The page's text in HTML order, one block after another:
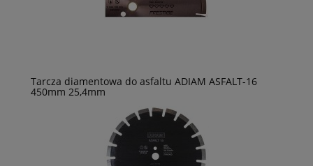
Tarcza diamentowa do asfaltu ADIAM ASFALT-16
450mm 25,4mm